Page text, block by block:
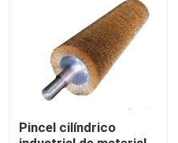
Pincel cilíndrico